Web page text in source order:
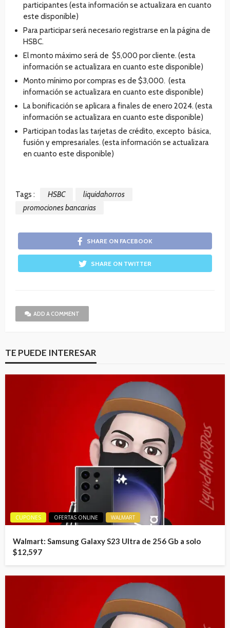
participantes (esta información se actualizara en cuanto
este disponible)
Para participar será necesario registrarse en la página de
HSBC.
El monto máximo será de $5,000 por cliente. (esta
información se actualizara en cuanto este disponible)
Monto mínimo por compras es de $3,000. (esta
información se actualizara en cuanto este disponible)
La bonificación se aplicara a finales de enero 2024. (esta
información se actualizara en cuanto este disponible)
Participan todas las tarjetas de crédito, excepto básica,
fusión y empresariales. (esta información se actualizara
en cuanto este disponible)
Tags : HSBC
liquidahorros
promociones bancarias
SHARE ON FACEBOOK
SHARE ON TWITTER
ADD A COMMENT
TE PUEDE INTERESAR
CUPONES OFERTAS ONLINE WALMART
Walmart: Samsung Galaxy S23 Ultra de 256 Gb a solo
$12,597